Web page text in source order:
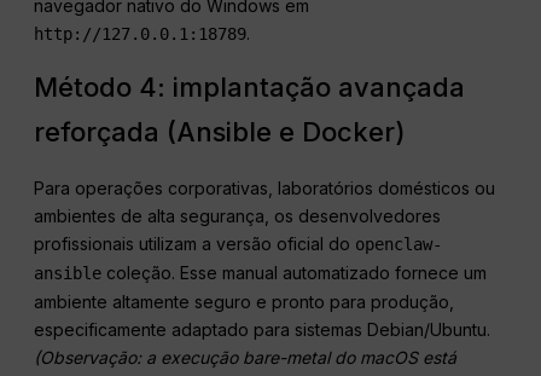
navegador nativo do Windows em
http://127.0.0.1:18789.
Método 4: implantação avançada
reforçada (Ansible e Docker)
Para operações corporativas, laboratórios domésticos ou
ambientes de alta segurança, os desenvolvedores
profissionais utilizam a versão oficial do openclaw-
ansible coleção. Esse manual automatizado fornece um
ambiente altamente seguro e pronto para produção,
especificamente adaptado para sistemas Debian/Ubuntu.
(Observação: a execução bare-metal do macOS está